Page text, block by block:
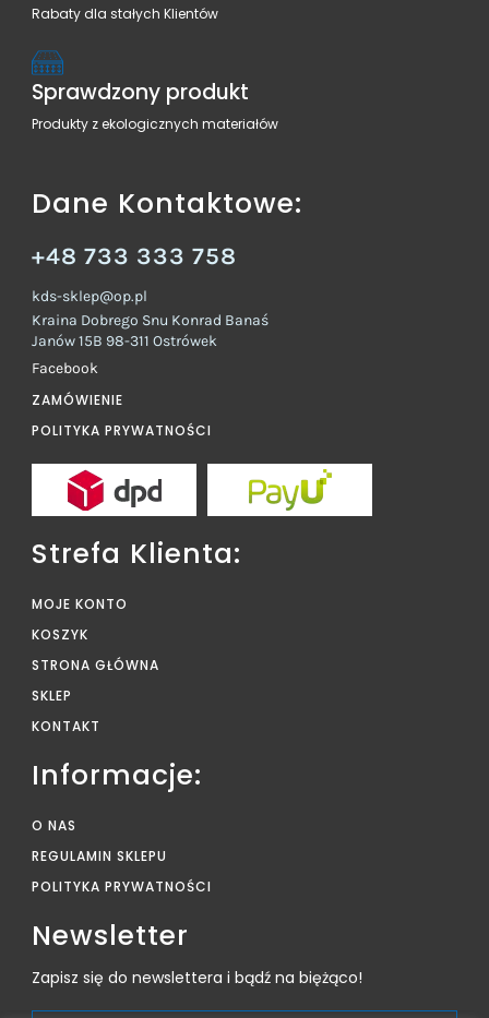
Rabaty dla stałych Klientów
Sprawdzony produkt
Produkty z ekologicznych materiałów
Dane Kontaktowe:
+48 733 333 758
kds-sklep@op.pl
Kraina Dobrego Snu Konrad Banaś
Janów 15B 98-311 Ostrówek
Facebook
ZAMÓWIENIE
POLITYKA PRYWATNOŚCI
Strefa Klienta:
MOJE KONTO
KOSZYK
STRONA GŁÓWNA
SKLEP
KONTAKT
Informacje:
O NAS
REGULAMIN SKLEPU
POLITYKA PRYWATNOŚCI
Newsletter
Zapisz się do newslettera i bądź na biężąco!